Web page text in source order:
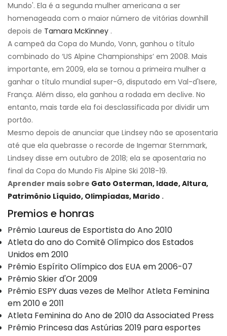
Mundo'. Ela é a segunda mulher americana a ser
homenageada com o maior número de vitórias downhill
depois de Tamara McKinney .
A campeã da Copa do Mundo, Vonn, ganhou o título
combinado do ‘US Alpine Championships’ em 2008. Mais
importante, em 2009, ela se tornou a primeira mulher a
ganhar o título mundial super-G, disputado em Val-d'Isere,
França. Além disso, ela ganhou a rodada em declive. No
entanto, mais tarde ela foi desclassificada por dividir um
portão.
Mesmo depois de anunciar que Lindsey não se aposentaria
até que ela quebrasse o recorde de Ingemar Sternmark,
Lindsey disse em outubro de 2018; ela se aposentaria no
final da Copa do Mundo Fis Alpine Ski 2018-19.
Aprender mais sobre Gato Osterman, Idade, Altura,
Patrimônio Líquido, Olimpíadas, Marido .
Premios e honras
Prêmio Laureus de Esportista do Ano 2010
Atleta do ano do Comitê Olímpico dos Estados
Unidos em 2010
Prêmio Espírito Olímpico dos EUA em 2006-07
Prêmio Skier d'Or 2009
Prêmio ESPY duas vezes de Melhor Atleta Feminina
em 2010 e 2011
Atleta Feminina do Ano de 2010 da Associated Press
Prêmio Princesa das Astúrias 2019 para esportes